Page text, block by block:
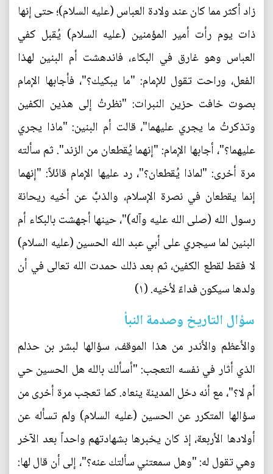
زاد أكثر مما كان عند ولادة العباس (عليه السلام)؛ حتى إنها
ذات يوم رأت أمير المؤمنين (عليه السلام) يُقبل كفي
العباس وهو غارق في البكاء، فاندهشت أم البنين لهذا
الفعل، وراحت تقول للإمام: "ما يبكيك؟"، فأجابها الإمام
بصوت خافت حزين النبرات: "نظرتُ إلى هذين الكفين
وتذكرتُ ما يجري عليهما"، قالت أم البنين: "ماذا يجري
عليهما؟"، أجابها الإمام: "إنهما يُقطعان من الزند". ثم سألته
مرة أخرى: "لماذا يُقطعان؟"، رد عليها الإمام قائلاً: "إنهما
إنما يقطعان في نصرة الإسلام، والذبَّ عن أخيه ريحانة
رسول الله (صلى الله عليه وآله)"، حينها أجهشت بالبكاء أم
البنين لما سيجري على أبي عبد الله الحسين (عليه السلام)
لا فقط لقطع الكفين، ثم بعد ذلك حمدت الله تعالى في أن
ولدها سيكون فداءً لأخيه. (١)
سؤال التاريخ وصدمة النبأ
والأعظم والأندر من هذا الموقف، سؤالها لبشر بن حذلم
الذي أثار في نفسه التعجب: "أسألك بالله هل الحسين حي
أم لا؟"، مع أنه دخل المدينة ينعاه. كما تعجب مرة أخرى من
سؤالها المتكرر عن الحسين (عليه السلام) ولم تسأله عن
أولادها الأربعة، إذ كان يخبرها بشهادتهم واحداً بعد الآخر
وهي تقول له: "وهل سمعتني سألتك عنه؟"، إلى أن قال لها: